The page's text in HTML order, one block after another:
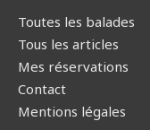
Toutes les balades
Tous les articles
Mes réservations
Contact
Mentions légales